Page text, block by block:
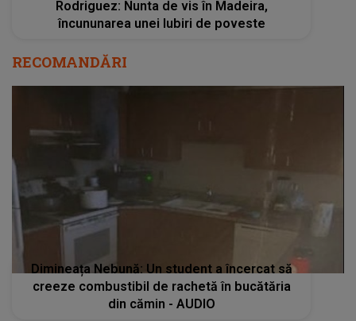
Rodriguez: Nunta de vis în Madeira,
încununarea unei Iubiri de poveste
RECOMANDĂRI
Dimineața Nebună: Un student a încercat să
creeze combustibil de rachetă în bucătăria
din cămin - AUDIO